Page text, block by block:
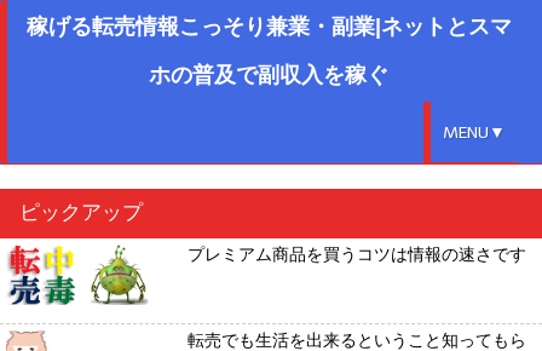
稼げる転売情報こっそり兼業・副業|ネットとスマ
ホの普及で副収入を稼ぐ
MENU▼
ピックアップ
プレミアム商品を買うコツは情報の速さです
転売でも生活を出来るということ知ってもら